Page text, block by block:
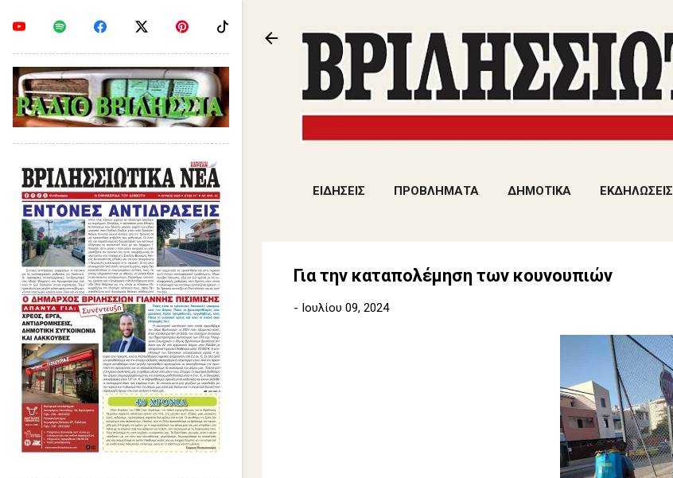
ΕΙΔΗΣΕΙΣ ΠΡΟΒΛΗΜΑΤΑ ΔΗΜΟΤΙΚΑ ΕΚΔΗΛΩΣΕΙΣ
Για την καταπολέμηση των κουνουπιών
- Ιουλίου 09, 2024